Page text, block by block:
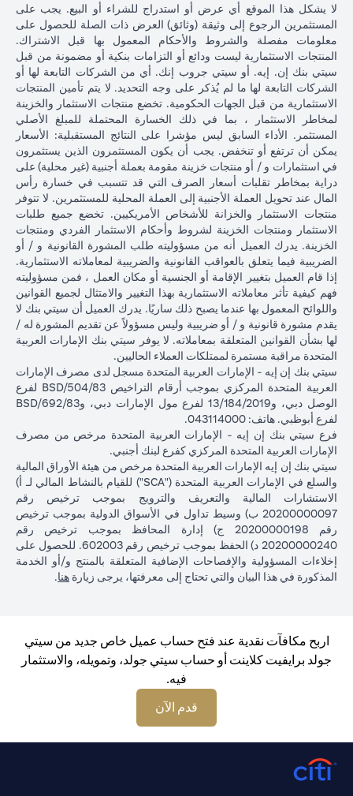
لا يشكل هذا الموقع أي عرض أو استدراج للشراء أو البيع. يجب على
المستثمرين الرجوع إلى وثيقة (وثائق) العرض ذات الصلة للحصول على
معلومات مفصلة والشروط والأحكام المعمول بها قبل الاشتراك.
المنتجات الاستثمارية ليست ودائع أو التزامات بنكية أو مضمونة من قبل
سيتي بنك إن. إيه. أو سيتي جروب إنك. أي من الشركات التابعة لها أو
الشركات التابعة لها ما لم يُذكر على وجه التحديد. لا يتم تأمين المنتجات
الاستثمارية من قبل الجهات الحكومية. تخضع منتجات الاستثمار والخزينة
لمخاطر الاستثمار ، بما في ذلك الخسارة المحتملة للمبلغ الأصلي
المستثمر. الأداء السابق ليس مؤشرا على النتائج المستقبلية: الأسعار
يمكن أن ترتفع أو تنخفض. يجب أن يكون المستثمرون الذين يستثمرون
في استثمارات و / أو منتجات خزينة مقومة بعملة أجنبية (غير محلية) على
دراية بمخاطر تقلبات أسعار الصرف التي قد تتسبب في خسارة رأس
المال عند تحويل العملة الأجنبية إلى العملة المحلية للمستثمرين. لا تتوفر
منتجات الاستثمار والخزانة للأشخاص الأمريكيين. تخضع جميع طلبات
الاستثمار ومنتجات الخزينة لشروط وأحكام الاستثمار الفردي ومنتجات
الخزينة. يدرك العميل أنه من مسؤوليته طلب المشورة القانونية و / أو
الضريبية فيما يتعلق بالعواقب القانونية والضريبية لمعاملاته الاستثمارية.
إذا قام العميل بتغيير الإقامة أو الجنسية أو مكان العمل ، فمن مسؤوليته
فهم كيفية تأثر معاملاته الاستثمارية بهذا التغيير والامتثال لجميع القوانين
واللوائح المعمول بها عندما يصبح ذلك ساريًا. يدرك العميل أن سيتي بنك لا
يقدم مشورة قانونية و / أو ضريبية وليس مسؤولاً عن تقديم المشورة له /
لها بشأن القوانين المتعلقة بمعاملاته. لا يوفر سيتي بنك الإمارات العربية
المتحدة مراقبة مستمرة لممتلكات العملاء الحاليين.
سيتي بنك إن إيه - الإمارات العربية المتحدة مسجل لدى مصرف الإمارات
العربية المتحدة المركزي بموجب أرقام التراخيص BSD/504/83 لفرع
الوصل دبي، و13/184/2019 لفرع مول الإمارات دبي، وBSD/692/83
لفرع أبوظبي. هاتف: 043114000.
فرع سيتي بنك إن إيه - الإمارات العربية المتحدة مرخص من مصرف
الإمارات العربية المتحدة المركزي كفرع لبنك أجنبي.
سيتي بنك إن إيه الإمارات العربية المتحدة مرخص من هيئة الأوراق المالية
والسلع في الإمارات العربية المتحدة ("SCA") للقيام بالنشاط المالي لـ أ)
الاستشارات المالية والتعريف والترويج بموجب ترخيص رقم
20200000097 ب) وسيط تداول في الأسواق الدولية بموجب ترخيص
رقم 20200000198 ج) إدارة المحافظ بموجب ترخيص رقم
20200000240 د) الحفظ بموجب ترخيص رقم 602003. للحصول على
إخلاءات المسؤولية والإفصاحات الإضافية المتعلقة بالمنتج و/أو الخدمة
المذكورة في هذا البيان والتي تحتاج إلى معرفتها، يرجى زيارة هنا.
اربح مكافآت نقدية عند فتح حساب عميل خاص جديد من سيتي
جولد برايفيت كلاينت أو حساب سيتي جولد، وتمويله، والاستثمار
فيه.
قدم الآن